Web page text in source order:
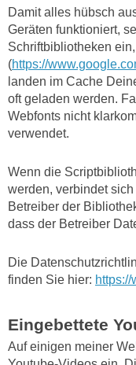
Damit alles hübsch
Geräten funktioniert,
Schriftbibliotheken
(https://
landen im Cache
oft geladen werden.
Webfonts nicht
verwendet.
Wenn die
werden, verbindet
Betreiber der
dass der Betreiber
Die
finden Sie hier:
Eingebettete
Auf einigen meiner